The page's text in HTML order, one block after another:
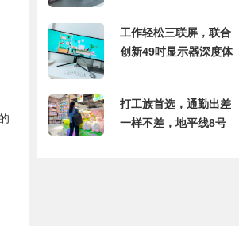
工作轻松三联屏，联合
创新49吋显示器深度体
打工族首选，通勤出差
一样不差，地平线8号